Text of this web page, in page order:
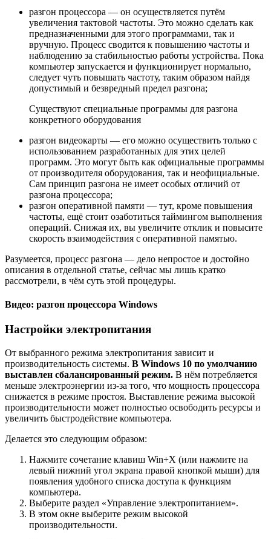
разгон процессора — он осуществляется путём
увеличения тактовой частоты. Это можно сделать как
предназначенными для этого программами, так и
вручную. Процесс сводится к повышению частоты и
наблюдению за стабильностью работы устройства. Пока
компьютер запускается и функционирует нормально,
следует чуть повышать частоту, таким образом найдя
допустимый и безвредный предел разгона;
Существуют специальные программы для разгона
конкретного оборудования
разгон видеокарты — его можно осуществить только с
использованием разработанных для этих целей
программ. Это могут быть как официальные программы
от производителя оборудования, так и неофициальные.
Сам принцип разгона не имеет особых отличий от
разгона процессора;
разгон оперативной памяти — тут, кроме повышения
частоты, ещё стоит озаботиться таймингом выполнения
операций. Снижая их, вы увеличите отклик и повысите
скорость взаимодействия с оперативной памятью.
Разумеется, процесс разгона — дело непростое и достойно
описания в отдельной статье, сейчас мы лишь кратко
рассмотрели, в чём суть этой процедуры.
Видео: разгон процессора Windows
Настройки электропитания
От выбранного режима электропитания зависит и
производительность системы. В Windows 10 по умолчанию
выставлен сбалансированный режим. В нём потребляется
меньше электроэнергии из-за того, что мощность процессора
снижается в режиме простоя. Выставление режима высокой
производительности может полностью освободить ресурсы и
увеличить быстродействие компьютера.
Делается это следующим образом:
Нажмите сочетание клавиш Win+X (или нажмите на
левый нижний угол экрана правой кнопкой мыши) для
появления удобного списка доступа к функциям
компьютера.
Выберите раздел «Управление электропитанием».
В этом окне выберите режим высокой
производительности.